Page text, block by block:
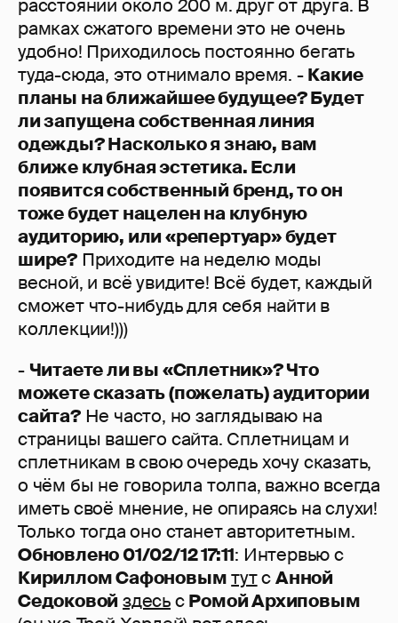
расстоянии около 200 м. друг от друга. В
рамках сжатого времени это не очень
удобно! Приходилось постоянно бегать
туда-сюда, это отнимало время. -Какие
планы на ближайшее будущее? Будет
ли запущена собственная линия
одежды? Насколько я знаю, вам
ближе клубная эстетика. Если
появится собственный бренд, то он
тоже будет нацелен на клубную
аудиторию, или «репертуар» будет
шире? Приходите на неделю моды
весной, и всё увидите! Всё будет, каждый
сможет что-нибудь для себя найти в
коллекции!)))
- Читаете ли вы «Сплетник»? Что
можете сказать (пожелать) аудитории
сайта?Не часто, но заглядываю на
страницы вашего сайта. Сплетницам и
сплетникам в свою очередь хочу сказать,
о чём бы не говорила толпа, важно всегда
иметь своё мнение, не опираясь на слухи!
Только тогда оно станет авторитетным.
Обновлено 01/02/12 17:11: Интервью с
Кириллом Сафоновым тутсАнной
Седоковой здесьсРомой Архиповым